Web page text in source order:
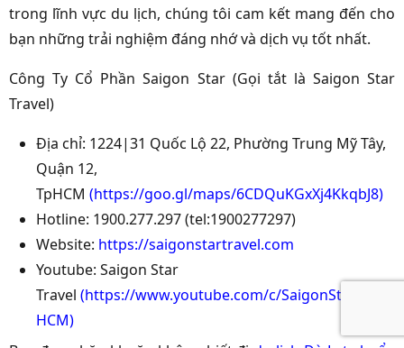
trong lĩnh vực du lịch, chúng tôi cam kết mang đến cho
bạn những trải nghiệm đáng nhớ và dịch vụ tốt nhất.
Công Ty Cổ Phần Saigon Star (Gọi tắt là Saigon Star
Travel)
Địa chỉ: 1224|31 Quốc Lộ 22, Phường Trung Mỹ Tây,
Quận 12,
TpHCM (https://goo.gl/maps/6CDQuKGxXj4KkqbJ8)
Hotline: 1900.277.297 (tel:1900277297)
Website: https://saigonstartravel.com
Youtube: Saigon Star
Travel (https://www.youtube.com/c/SaigonStarTravel-
HCM)